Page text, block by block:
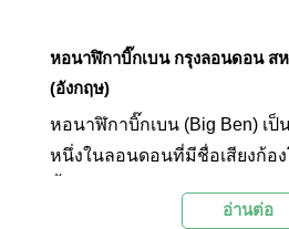
หอนาฬิกาบิ๊กเบน กรุงลอนดอน ส
(อังกฤษ)
หอนาฬิกาบิ๊กเบน (Big Ben) เ
หนึ่งในลอนดอนที่มีชื่อเสียงก้อ
เดิมนั้นคำว่าบิ๊กเบนเป็นชื่อขอ
อ่านต่อ